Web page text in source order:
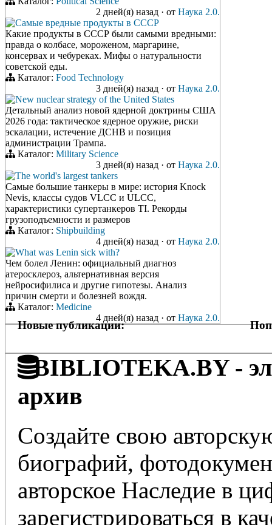
2 дней(я) назад · от Наука 2.0.
Самые вредные продукты в СССР
Какие продукты в СССР были самыми вредными:
правда о колбасе, мороженом, маргарине,
консервах и чебуреках. Мифы о натуральности
советской еды.
Каталог: Food Technology
3 дней(я) назад · от Наука 2.0.
New nuclear strategy of the United States
Детальный анализ новой ядерной доктрины США
2026 года: тактическое ядерное оружие, риски
эскалации, истечение ДСНВ и позиция
администрации Трампа.
Каталог: Military Science
3 дней(я) назад · от Наука 2.0.
The world's largest tankers
Самые большие танкеры в мире: история Knock
Nevis, классы судов VLCC и ULCC,
характеристики супертанкеров TI. Рекорды
грузоподъемности и размеров
Каталог: Shipbuilding
4 дней(я) назад · от Наука 2.0.
What was Lenin sick with?
Чем болел Ленин: официальный диагноз
атеросклероз, альтернативная версия
нейросифилиса и другие гипотезы. Анализ
причин смерти и болезней вождя.
Каталог: Medicine
4 дней(я) назад · от Наука 2.0.
Новые публикации:
BIBLIOTEKA.BY -
архив
Создайте свою
биографий,
авторское Наследие в
зарегистрироваться в